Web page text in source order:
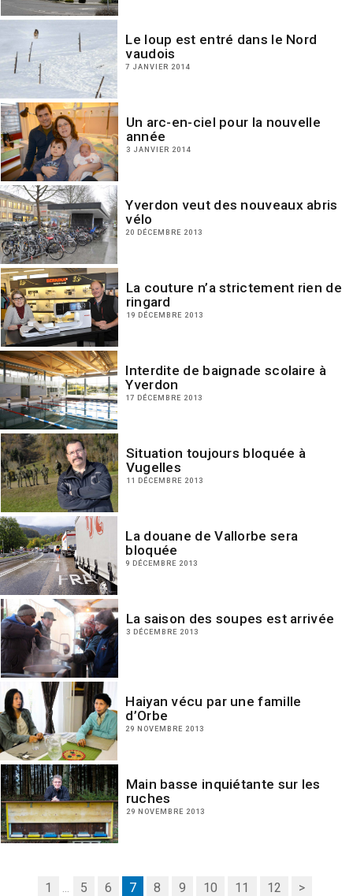
Le loup est entré dans le Nord
vaudois
7 JANVIER 2014
Un arc-en-ciel pour la nouvelle
année
3 JANVIER 2014
Yverdon veut des nouveaux abris
vélo
20 DÉCEMBRE 2013
La couture n’a strictement rien de
ringard
19 DÉCEMBRE 2013
Interdite de baignade scolaire à
Yverdon
17 DÉCEMBRE 2013
Situation toujours bloquée à
Vugelles
11 DÉCEMBRE 2013
La douane de Vallorbe sera
bloquée
9 DÉCEMBRE 2013
La saison des soupes est arrivée
3 DÉCEMBRE 2013
Haiyan vécu par une famille
d’Orbe
29 NOVEMBRE 2013
Main basse inquiétante sur les
ruches
29 NOVEMBRE 2013
1 ... 5 6 7 8 9 10 11 12 >